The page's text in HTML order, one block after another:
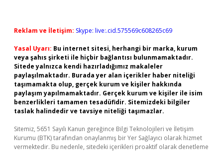
Reklam ve İletişim: Skype: live:.cid.575569c608265c69
Yasal Uyarı: Bu internet sitesi, herhangi bir marka, kurum
veya şahıs şirketi ile hiçbir bağlantısı bulunmamaktadır.
Sitede yalnızca kendi hazırladığımız makaleler
paylaşılmaktadır. Burada yer alan içerikler haber niteliği
taşımamakta olup, gerçek kurum ve kişiler hakkında
paylaşım yapılmamaktadır. Gerçek kurum ve kişiler ile isim
benzerlikleri tamamen tesadüfidir. Sitemizdeki bilgiler
taslak halindedir ve tavsiye niteliği taşımazlar.
Sitemiz, 5651 Sayılı Kanun gereğince Bilgi Teknolojileri ve İletişim
Kurumu (BTK) tarafından onaylanmış bir Yer Sağlayıcı olarak hizmet
vermektedir. Bu nedenle, sitedeki içerikleri proaktif olarak denetleme